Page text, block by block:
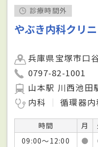
診療時間外
やぶき内科クリ
兵庫県宝塚市口
0797-82-1001
山本駅 川西池田
内科
循環器内
時間 月
09:00～12:00
●